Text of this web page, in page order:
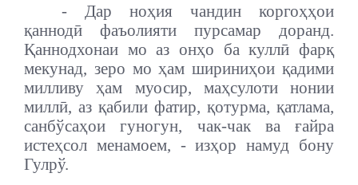
- Дар ноҳия чандин коргоҳҳои
қаннодӣ фаъолияти пурсамар доранд.
Қаннодхонаи мо аз онҳо ба куллӣ фарқ
мекунад, зеро мо ҳам шириниҳои қадими
милливу ҳам муосир, маҳсулоти нонии
миллӣ, аз қабили фатир, қотурма, қатлама,
санбўсаҳои гуногун, чак-чак ва ғайра
истеҳсол менамоем, - изҳор намуд бону
Гулрў.